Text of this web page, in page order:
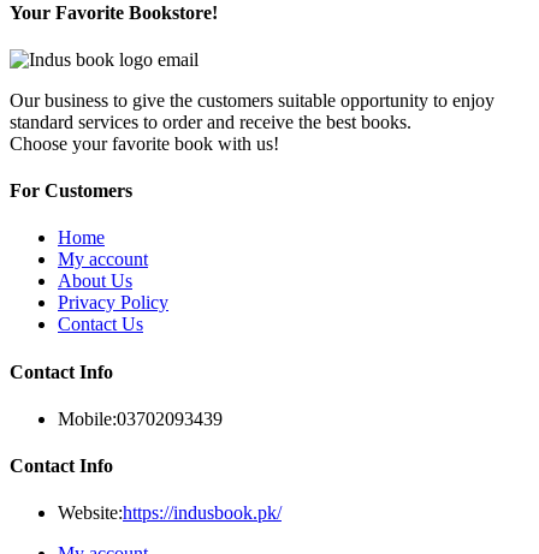
Your Favorite Bookstore!
Our business to give the customers suitable opportunity to enjoy
standard services to order and receive the best books.
Choose your favorite book with us!
For Customers
Home
My account
About Us
Privacy Policy
Contact Us
Contact Info
Mobile:03702093439
Contact Info
Website:https://indusbook.pk/